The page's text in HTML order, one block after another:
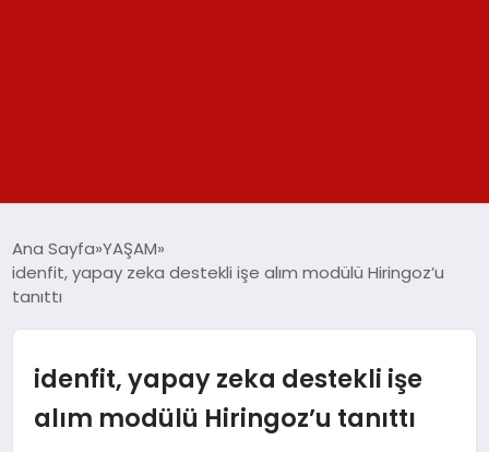
SPOR
Ana Sayfa YAŞAM
idenfit, yapay zeka destekli işe alım modülü Hiringoz’u
tanıttı
idenfit, yapay zeka destekli işe
alım modülü Hiringoz’u tanıttı